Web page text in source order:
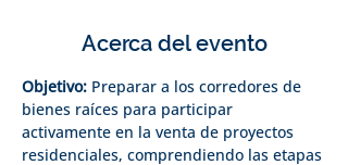
Acerca del evento
Objetivo: Preparar a los corredores de
bienes raíces para participar
activamente en la venta de proyectos
residenciales, comprendiendo las etapas